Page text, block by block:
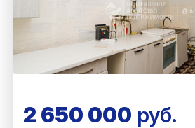
2 650 000 руб.